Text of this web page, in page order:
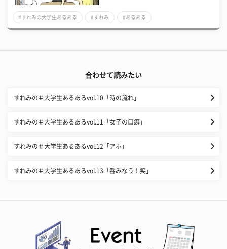
#すれみの大学生あるある #すれみ #あるある
合わせて読みたい
すれみの＃大学生あるあるvol.10「時の流れ」
すれみの＃大学生あるあるvol.11「女子の口癖」
すれみの＃大学生あるあるvol.12「アホ」
すれみの＃大学生あるあるvol.13「呑みなう！笑」